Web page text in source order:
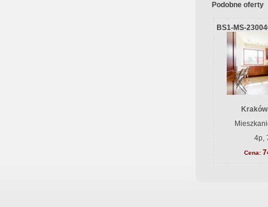
Podobne oferty
BS1-MS-
4p,
Cena: